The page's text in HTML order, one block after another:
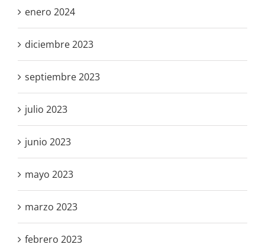
enero 2024
diciembre 2023
septiembre 2023
julio 2023
junio 2023
mayo 2023
marzo 2023
febrero 2023